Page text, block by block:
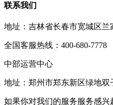
联系我们
地址：吉林省长春市宽城区兰
全国客服热线：400-680-7778
中部运营中心
地址：郑州市郑东新区绿地双
如果你对我们的服务服务感